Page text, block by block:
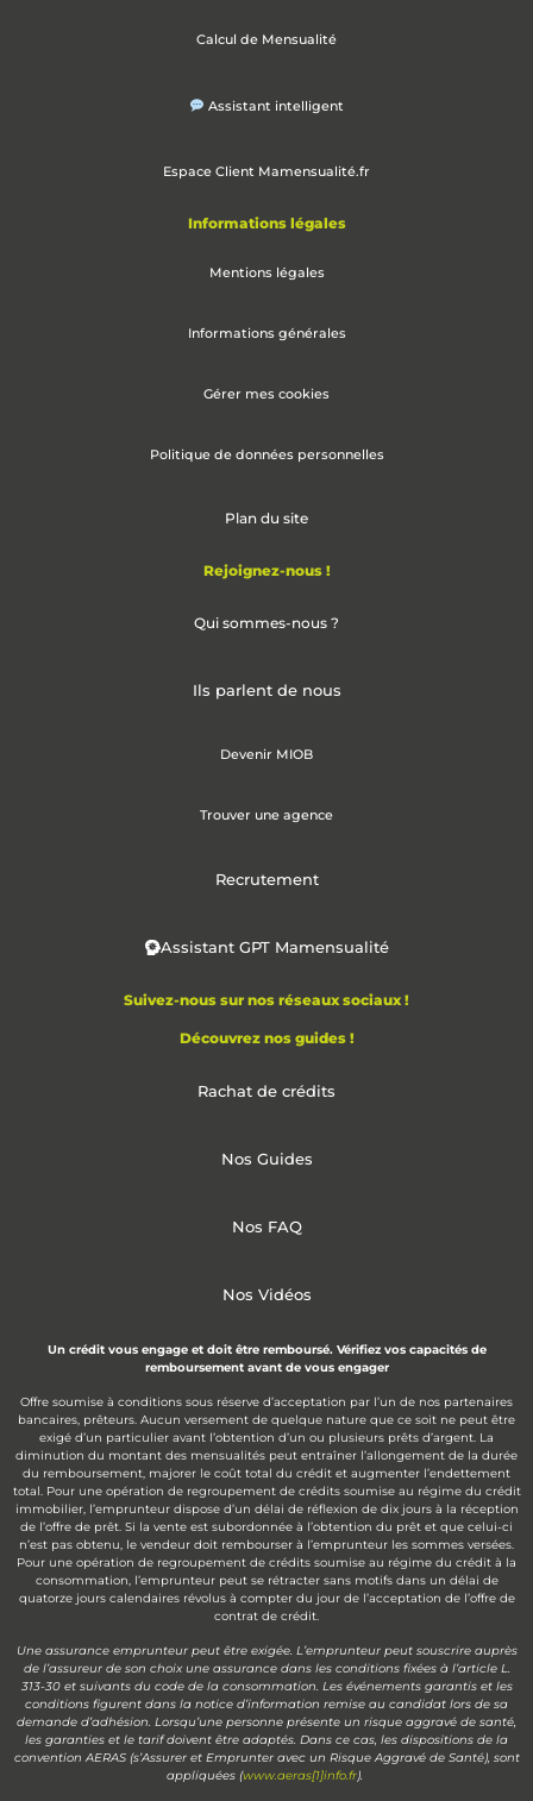
Calcul de Mensualité
Assistant intelligent
Espace Client Mamensualité.fr
Informations légales
Mentions légales
Informations générales
Gérer mes cookies
Politique de données personnelles
Plan du site
Rejoignez-nous !
Qui sommes-nous ?
Ils parlent de nous
Devenir MIOB
Trouver une agence
Recrutement
Assistant GPT Mamensualité
Suivez-nous sur nos réseaux sociaux !
Découvrez nos guides !
Rachat de crédits
Nos Guides
Nos FAQ
Nos Vidéos
Un crédit vous engage et doit être remboursé. Vérifiez vos capacités de
remboursement avant de vous engager
Offre soumise à conditions sous réserve d’acceptation par l’un de nos partenaires
bancaires, prêteurs. Aucun versement de quelque nature que ce soit ne peut être
exigé d’un particulier avant l’obtention d’un ou plusieurs prêts d’argent. La
diminution du montant des mensualités peut entraîner l’allongement de la durée
du remboursement, majorer le coût total du crédit et augmenter l’endettement
total. Pour une opération de regroupement de crédits soumise au régime du crédit
immobilier, l’emprunteur dispose d’un délai de réflexion de dix jours à la réception
de l’offre de prêt. Si la vente est subordonnée à l’obtention du prêt et que celui-ci
n’est pas obtenu, le vendeur doit rembourser à l’emprunteur les sommes versées.
Pour une opération de regroupement de crédits soumise au régime du crédit à la
consommation, l’emprunteur peut se rétracter sans motifs dans un délai de
quatorze jours calendaires révolus à compter du jour de l’acceptation de l’offre de
contrat de crédit.
Une assurance emprunteur peut être exigée. L’emprunteur peut souscrire auprès
de l’assureur de son choix une assurance dans les conditions fixées à l’article L.
313-30 et suivants du code de la consommation. Les événements garantis et les
conditions figurent dans la notice d’information remise au candidat lors de sa
demande d’adhésion. Lorsqu’une personne présente un risque aggravé de santé,
les garanties et le tarif doivent être adaptés. Dans ce cas, les dispositions de la
convention AERAS (s’Assurer et Emprunter avec un Risque Aggravé de Santé), sont
appliquées (www.aeras[1]info.fr).